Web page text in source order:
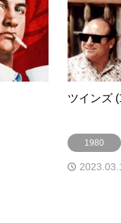
ツインズ
1980